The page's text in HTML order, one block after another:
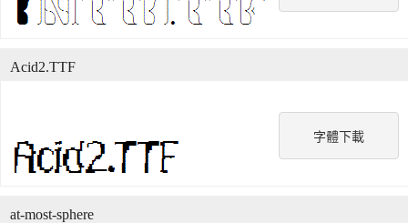
字體下載
Acid2.TTF
at-most-sphere